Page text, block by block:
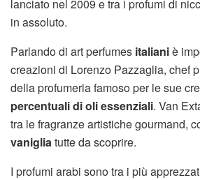
lanciato nel 2009 e tra i profumi di
in assoluto.
Parlando di art perfumes italianiè
creazioni di Lorenzo Pazzaglia, chef
della profumeria famoso per le sue
percentuali di oli essenziali. Van
tra le fragranze artistiche gourmand,
vanigliatutte da scoprire.
I profumi arabi sono tra i più